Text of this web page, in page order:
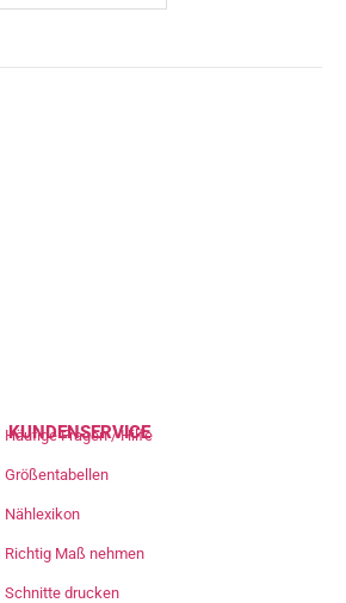
KUNDENSERVICE
Häufige Fragen / Hilfe
Größentabellen
Nählexikon
Richtig Maß nehmen
Schnitte drucken